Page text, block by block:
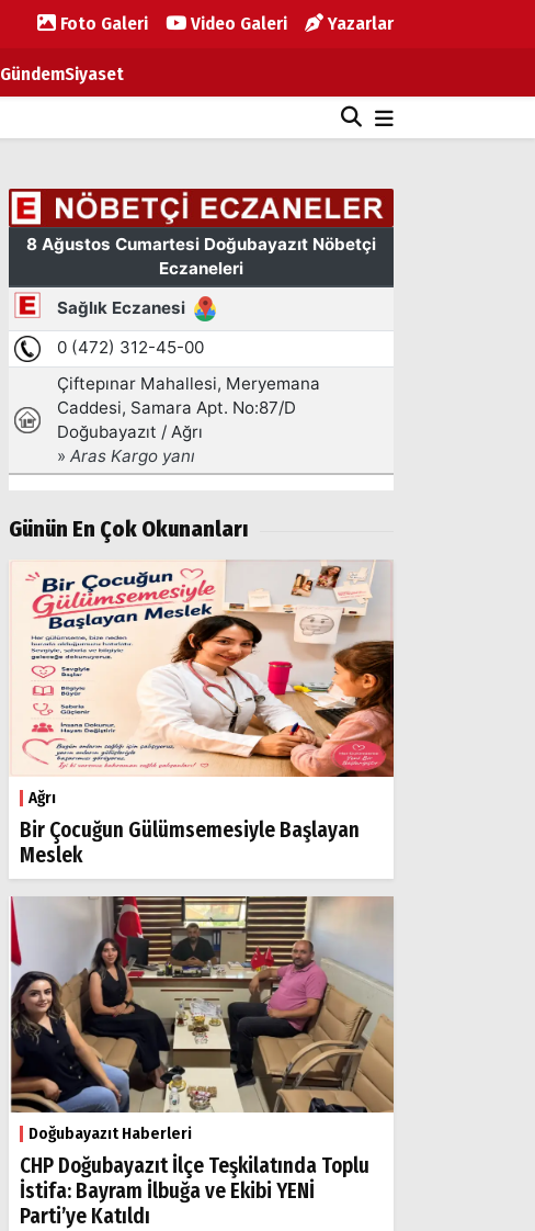
Foto Galeri Video Galeri Yazarlar
GündemSiyaset
Günün En Çok Okunanları
Ağrı
Bir Çocuğun Gülümsemesiyle Başlayan
Meslek
Doğubayazıt Haberleri
CHP Doğubayazıt İlçe Teşkilatında Toplu
İstifa: Bayram İlbuğa ve Ekibi YENİ
Parti’ye Katıldı